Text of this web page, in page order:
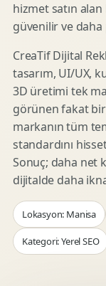
hizmet satın
güvenilir ve
CreaTif Dijital
tasarım, UI/UX,
3D üretimi tek
görünen fakat
markanın tüm
standardını
Sonuç; daha net
dijitalde daha
Lokasyon: Manisa
Kategori: Yerel SEO